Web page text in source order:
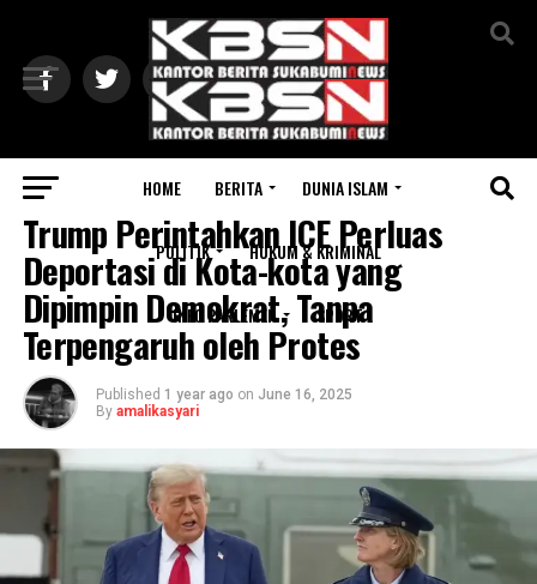
HOME BERITA DUNIA ISLAM
POLITIK HUKUM & KRIMINAL
INFO PARLEMEN SPORT
INTERNASIONAL
Trump Perintahkan ICE Perluas
Deportasi di Kota-kota yang
Dipimpin Demokrat, Tanpa
Terpengaruh oleh Protes
Published 1 year ago on June 16, 2025
By amalikasyari
Exit mobile version